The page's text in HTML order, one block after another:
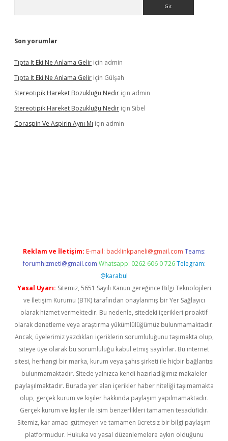
Son yorumlar
Tıpta It Eki Ne Anlama Gelir için admin
Tıpta It Eki Ne Anlama Gelir için Gülşah
Stereotipik Hareket Bozukluğu Nedir için admin
Stereotipik Hareket Bozukluğu Nedir için Sibel
Coraspin Ve Aspirin Aynı Mı için admin
Reklam ve İletişim: E-mail: backlinkpaneli@gmail.com Teams:
forumhizmeti@gmail.com Whatsapp: 0262 606 0 726 Telegram:
@karabul
Yasal Uyarı: Sitemiz, 5651 Sayılı Kanun gereğince Bilgi Teknolojileri
ve İletişim Kurumu (BTK) tarafından onaylanmış bir Yer Sağlayıcı
olarak hizmet vermektedir. Bu nedenle, sitedeki içerikleri proaktif
olarak denetleme veya araştırma yükümlülüğümüz bulunmamaktadır.
Ancak, üyelerimiz yazdıkları içeriklerin sorumluluğunu taşımakta olup,
siteye üye olarak bu sorumluluğu kabul etmiş sayılırlar. Bu internet
sitesi, herhangi bir marka, kurum veya şahıs şirketi ile hiçbir bağlantısı
bulunmamaktadır. Sitede yalnızca kendi hazırladığımız makaleler
paylaşılmaktadır. Burada yer alan içerikler haber niteliği taşımamakta
olup, gerçek kurum ve kişiler hakkında paylaşım yapılmamaktadır.
Gerçek kurum ve kişiler ile isim benzerlikleri tamamen tesadüfidir.
Sitemiz, kar amacı gütmeyen ve tamamen ücretsiz bir bilgi paylaşım
platformudur. Hukuka ve yasal düzenlemelere aykırı olduğunu